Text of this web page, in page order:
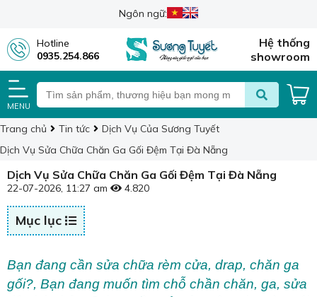
Ngôn ngữ:
Hotline
0935.254.866
Hệ thống
showroom
MENU
Trang chủ Tin tức
Dịch Vụ Của Sương Tuyết
Dịch Vụ Sửa Chữa Chăn Ga Gối Đệm Tại Đà Nẵng
Dịch Vụ Sửa Chữa Chăn Ga Gối Đệm Tại Đà Nẵng
22-07-2026, 11:27 am 4.820
Mục lục
Bạn đang cần sửa chữa rèm cửa, drap, chăn ga
gối?, Bạn đang muốn tìm chỗ chần chăn, ga, sửa